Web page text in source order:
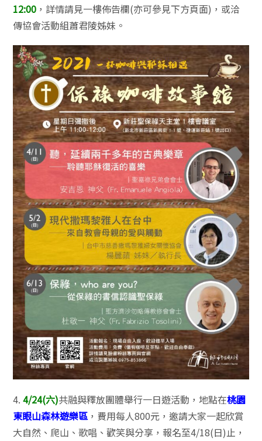
12:00 ，詳情請見一樓佈告欄(亦可參見下方頁面)，或洽
傳協會活動組蕭君陵姊妹。
4.4/24(六)共融與釋放團體舉行一日遊活動，地點在桃園
東眼山森林遊樂區，費用每人800元，邀請大家一起欣賞
大自然、爬山、歌唱、歡笑與分享，報名至4/18(日)止，